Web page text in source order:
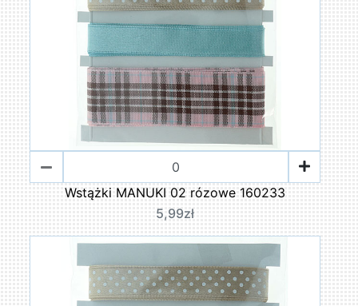
Wstążki MANUKI 02 rózowe 160233
5,99zł